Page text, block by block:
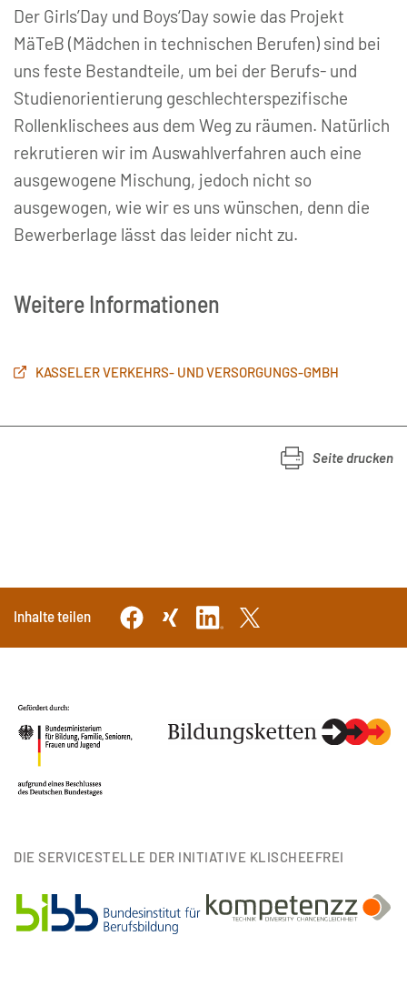
Der Girls’Day und Boys‘Day sowie das Projekt
MäTeB (Mädchen in technischen Berufen) sind bei
uns feste Bestandteile, um bei der Berufs- und
Studienorientierung geschlechterspezifische
Rollenklischees aus dem Weg zu räumen. Natürlich
rekrutieren wir im Auswahlverfahren auch eine
ausgewogene Mischung, jedoch nicht so
ausgewogen, wie wir es uns wünschen, denn die
Bewerberlage lässt das leider nicht zu.
Weitere Informationen
KASSELER VERKEHRS- UND VERSORGUNGS-GMBH
Seite drucken
Inhalte teilen
DIE SERVICESTELLE DER INITIATIVE KLISCHEEFREI